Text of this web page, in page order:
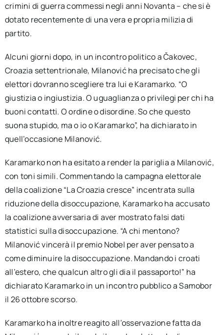
crimini di guerra commessi negli anni Novanta – che si è
dotato recentemente di una vera e propria milizia di
partito.
Alcuni giorni dopo, in un incontro politico a Čakovec,
Croazia settentrionale, Milanović ha precisato che gli
elettori dovranno scegliere tra lui e Karamarko. “O
giustizia o ingiustizia. O uguaglianza o privilegi per chi ha
buoni contatti. O ordine o disordine. So che questo
suona stupido, ma o io o Karamarko”, ha dichiarato in
quell’occasione Milanović.
Karamarko non ha esitato a render la pariglia a Milanović,
con toni simili. Commentando la campagna elettorale
della coalizione “La Croazia cresce” incentrata sulla
riduzione della disoccupazione, Karamarko ha accusato
la coalizione avversaria di aver mostrato falsi dati
statistici sulla disoccupazione. “A chi mentono?
Milanović vincerà il premio Nobel per aver pensato a
come diminuire la disoccupazione. Mandando i croati
all’estero, che qualcun altro gli dia il passaporto!” ha
dichiarato Karamarko in un incontro pubblico a Samobor
il 26 ottobre scorso.
Karamarko ha inoltre reagito all’osservazione fatta da